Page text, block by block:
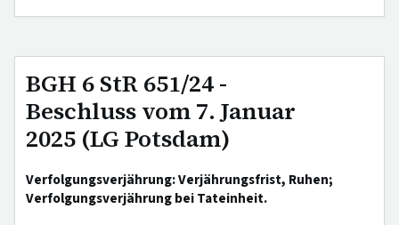
BGH 6 StR 651/24 -
Beschluss vom 7. Januar
2025 (LG Potsdam)
Verfolgungsverjährung: Verjährungsfrist, Ruhen;
Verfolgungsverjährung bei Tateinheit.